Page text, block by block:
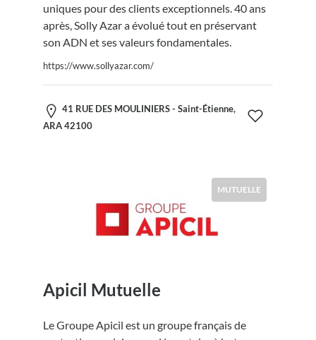
uniques pour des clients exceptionnels. 40 ans
après, Solly Azar a évolué tout en préservant
son ADN et ses valeurs fondamentales.
https://www.sollyazar.com/
41 RUE DES MOULINIERS - Saint-Étienne,
ARA 42100
MUTUELLE
Apicil Mutuelle
Le Groupe Apicil est un groupe français de